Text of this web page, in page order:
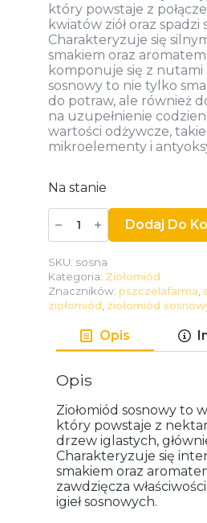
który powstaje z
kwiatów ziół oraz spadzi
Charakteryzuje się
smakiem oraz
komponuje się z nutami
sosnowy to nie tylko
do potraw, ale również
na uzupełnienie
wartości odżywcze,
mikroelementy i
Na stanie
ilość
Ziołomiód
sosnowy
Dodaj Do
SKU: sosna
Kategoria: Ziołomiód
Znaczników: pszczelafarma,
ziołomiód, ziołomiód
Opis
Opis
Ziołomiód sosnowy to
który powstaje z
drzew iglastych,
Charakteryzuje się
smakiem oraz
zawdzięcza
igieł sosnowych.